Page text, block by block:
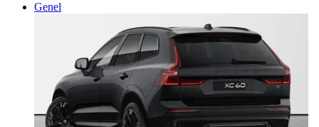
Genel